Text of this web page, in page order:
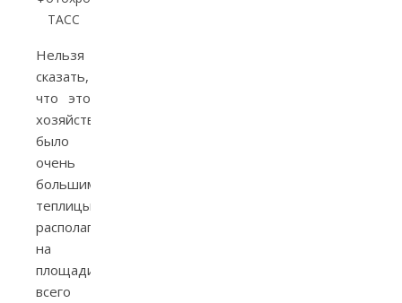
ТАСС
Нельзя
сказать,
что это
хозяйство
было
очень
большим:
теплицы
располагались
на
площади
всего